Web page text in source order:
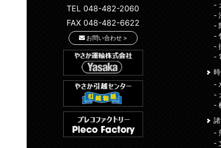
TEL 048-482-2060
FAX 048-482-6622
お問い合わせ >
-
-
-
-
-
-
-
-
-
-
-